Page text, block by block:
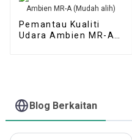
Pemantau Kualiti
Udara Ambien MR-A
Blog Berkaitan